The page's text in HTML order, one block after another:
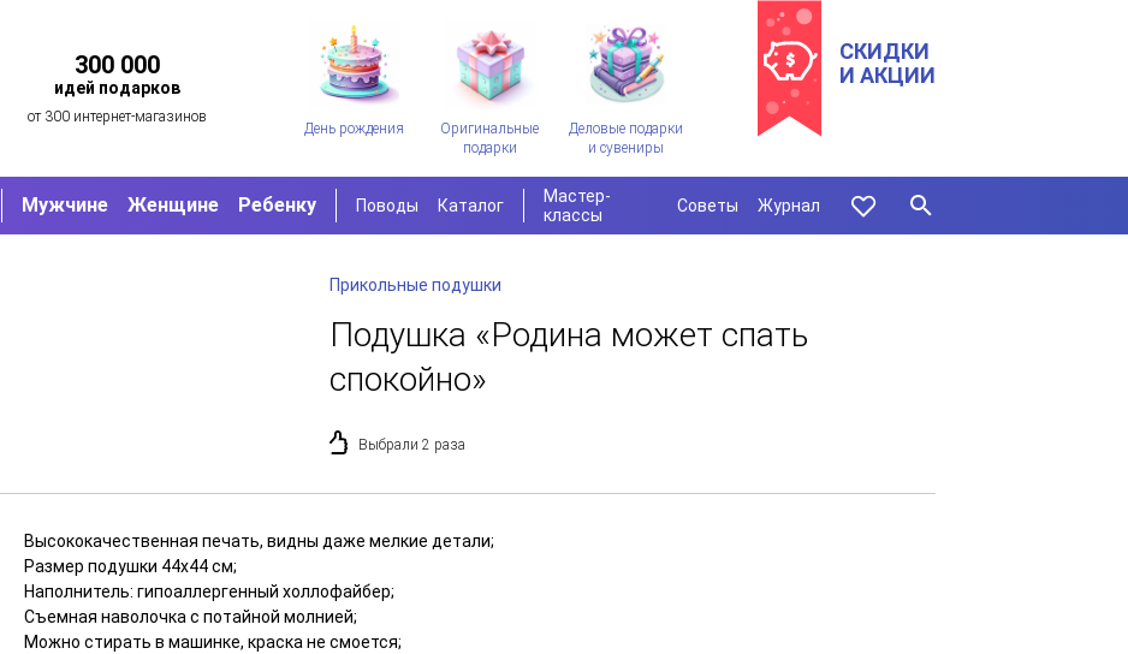
300 000
идей подарков
от 300 интернет-магазинов
День рождения
Оригинальные
подарки
Деловые подарки
и сувениры
СКИДКИ
И АКЦИИ
Мужчине Женщине Ребенку Поводы Каталог
Мастер-
классы
Советы Журнал
Прикольные подушки
Подушка «Родина может спать
спокойно»
Выбрали 2 раза
Высококачественная печать, видны даже мелкие детали;
Размер подушки 44x44 см;
Наполнитель: гипоаллергенный холлофайбер;
Съемная наволочка с потайной молнией;
Можно стирать в машинке, краска не смоется;